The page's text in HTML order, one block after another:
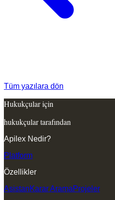
Tüm yazılara dön
Hukukçular için
hukukçular tarafından
Apilex Nedir?
Platform
Özellikler
AsistanKarar AramaProjeler